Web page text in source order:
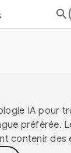
IA pour
préférée.
contenir des